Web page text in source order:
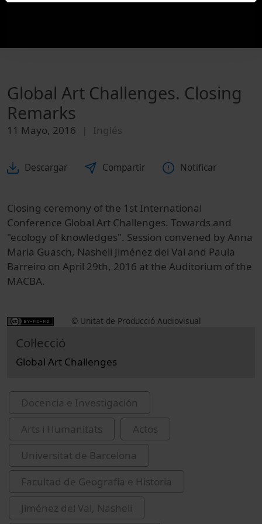
Global Art Challenges. Closing
Remarks
11 Mayo, 2016 Inglés
Descargar Compartir Notificar
Closing ceremony of the 1st International
Conference Global Art Challenges. Towards and
"ecology of knowledges". Session convened by Anna
Maria Guasch, Nasheli Jiménez del Val and Paula
Barreiro on April 29th, 2016 at the Auditorium of the
MACBA.
© Unitat de Producció Audiovisual
Col·lecció
Global Art Challenges
Docencia e Investigación
Arts i Humanitats
Actos
Universitat de Barcelona
Facultad de Geografía e Historia
Jiménez del Val, Nasheli